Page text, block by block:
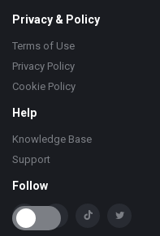
Privacy & Policy
Terms of Use
Privacy Policy
Cookie Policy
Help
Knowledge Base
Support
Follow